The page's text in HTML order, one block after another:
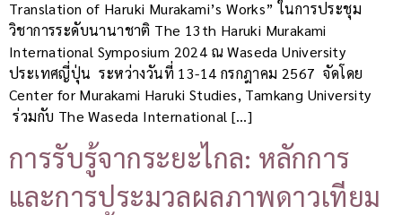
Translation of Haruki Murakami’s Works” ในการประชุม
วิชาการระดับนานาชาติ The 13th Haruki Murakami
International Symposium 2024 ณ Waseda University
ประเทศญี่ปุ่น ระหว่างวันที่ 13-14 กรกฎาคม 2567 จัดโดย
Center for Murakami Haruki Studies, Tamkang University
ร่วมกับ The Waseda International […]
การรับรู้จากระยะไกล: หลักการ
และการประมวลผลภาพดาวเทียม